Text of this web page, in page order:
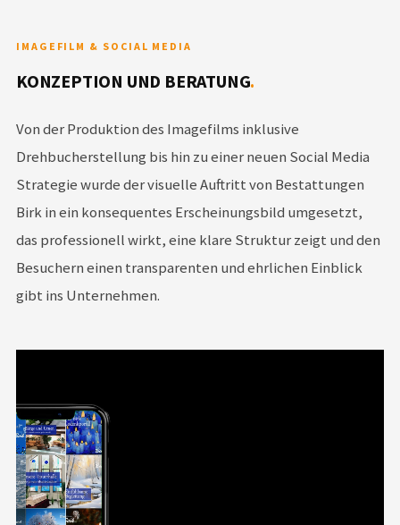
IMAGEFILM & SOCIAL MEDIA
KONZEPTION UND BERATUNG.
Von der Produktion des Imagefilms inklusive
Drehbucherstellung bis hin zu einer neuen Social Media
Strategie wurde der visuelle Auftritt von Bestattungen
Birk in ein konsequentes Erscheinungsbild umgesetzt,
das professionell wirkt, eine klare Struktur zeigt und den
Besuchern einen transparenten und ehrlichen Einblick
gibt ins Unternehmen.